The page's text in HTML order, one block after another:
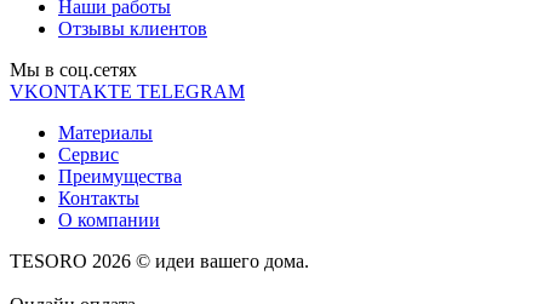
Наши работы
Отзывы клиентов
Мы в соц.cетях
VKONTAKTE TELEGRAM
Материалы
Сервис
Преимущества
Контакты
О компании
TESORO 2026 © идеи вашего дома.